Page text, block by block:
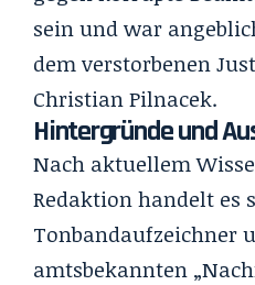
sein und war
dem verstorbenen
Christian Pilnacek.
Hintergründe und
Nach aktuellem
Redaktion handelt es
Tonbandaufzeichner
amtsbekannten